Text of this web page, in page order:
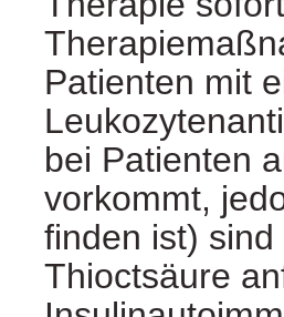
Patienten mit
bei Patienten
vorkommt,
finden ist)
Thioctsäure